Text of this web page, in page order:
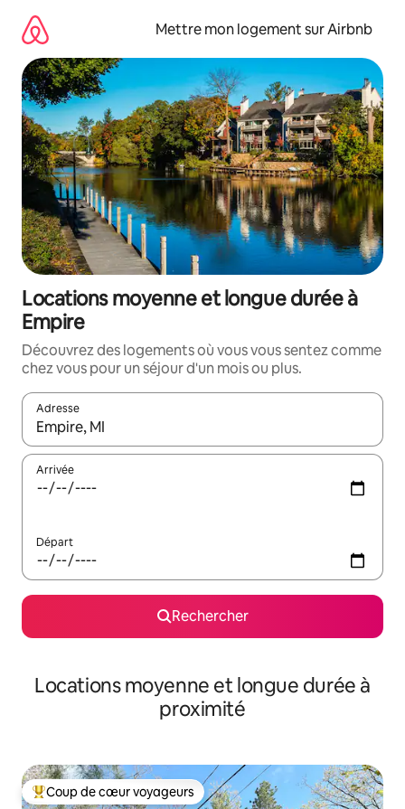
directement
contenu
Mettre mon logement sur Airbnb
Locations moyenne et longue durée à
Empire
Découvrez des logements où vous vous sentez comme
chez vous pour un séjour d'un mois ou plus.
Adresse
Lorsque les résultats s'affichent, utilisez les flèches vers le
Arrivée
Départ
Rechercher
Locations moyenne et longue durée à
proximité
Coups de cœur voyageurs les plus appréciés
Coup de cœur voyageurs